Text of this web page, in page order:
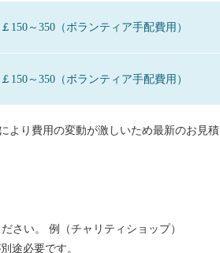
150～350（ボランティア手配費用）
150～350（ボランティア手配費用）
より費用の変動が激しいため最新のお見積
さい。 例（チャリティショップ）
途必要です。